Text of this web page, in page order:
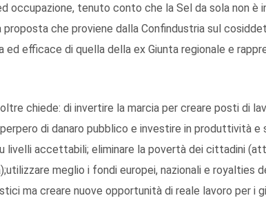
occupazione, tenuto conto che la Sel da sola non è
proposta che proviene dalla Confindustria sul
efficace di quella della ex Giunta regionale e
chiede: di invertire la marcia per creare posti di
di danaro pubblico e investire in produttività e
livelli accettabili; eliminare la povertà dei cittadini
meglio i fondi europei, nazionali e royalties
ma creare nuove opportunità di reale lavoro per i